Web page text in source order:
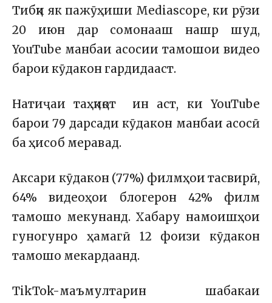
Тибқи як пажӯҳиши Mediascope, ки рӯзи
20 июн дар сомонааш нашр шуд,
YouTube манбаи асосии тамошои видео
барои кӯдакон гардидааст.
Натиҷаи таҳқиқот ин аст, ки YouTube
барои 79 дарсади кӯдакон манбаи асосӣ
ба ҳисоб меравад.
Аксари кӯдакон (77%) филмҳои тасвирӣ,
64% видеоҳои блогерон 42% филм
тамошо мекунанд. Хабару намоишҳои
гуногунро ҳамагӣ 12 фоизи кӯдакон
тамошо мекардаанд.
TikTok-маъмултарин шабакаи